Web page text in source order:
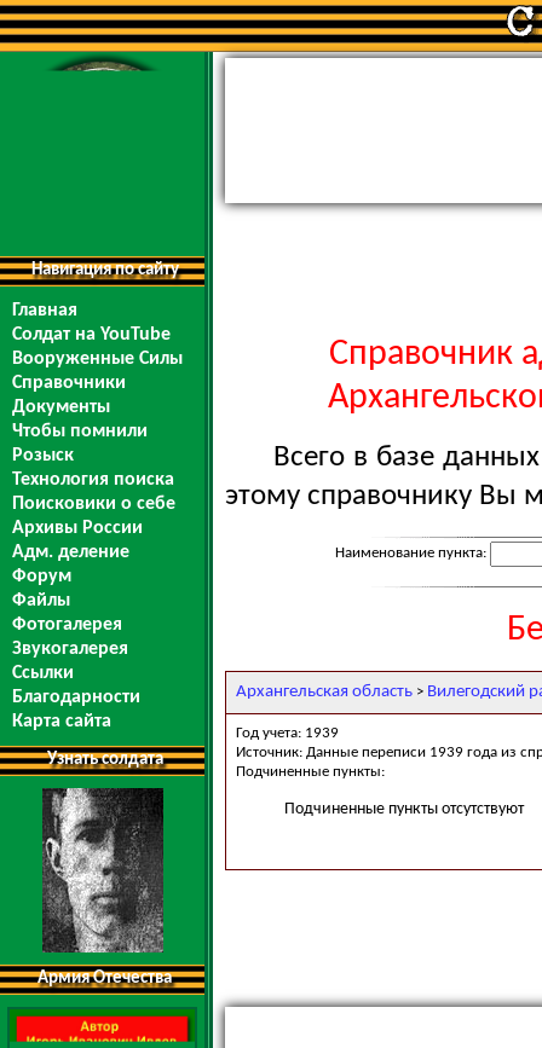
Навигация по сайту
Главная
Солдат на YouTube
Вооруженные Силы
Справочники
Документы
Чтобы помнили
Розыск
Технология поиска
Поисковики о себе
Архивы России
Адм. деление
Форум
Файлы
Фотогалерея
Звукогалерея
Ссылки
Благодарности
Карта сайта
Узнать солдата
Армия Отечества
Справочник
Всего в базе
этому справочнику Вы
Наименование пункта:
Архангельская область > Вилегодский
Год учета: 1939
Источник: Данные переписи 1939 года из
Подчиненные пункты:
Подчиненные пункты отсутствуют